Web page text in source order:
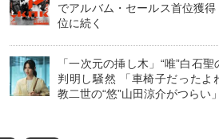
でアルバム・セールス首位獲得
位に続く
「一次元の挿し木」“唯”白石
判明し騒然 「車椅子だったよ
教二世の“悠”山田涼介がつらい」